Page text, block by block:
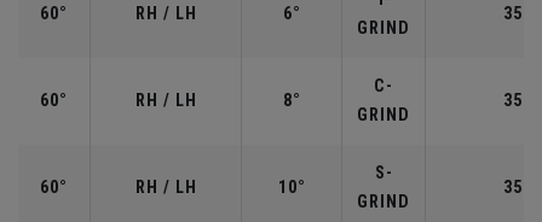
60° RH / LH 6°
GRIND
60° RH / LH 8°
C-
GRIND
60° RH / LH 10°
S-
GRIND